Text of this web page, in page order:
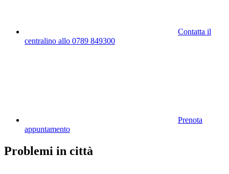
Contatta il
centralino allo 0789 849300
Prenota
appuntamento
Problemi in città